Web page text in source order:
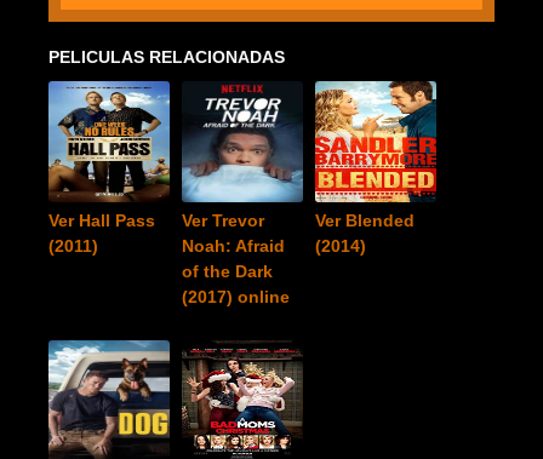
PELICULAS RELACIONADAS
Ver Hall Pass
(2011)
Ver Trevor
Noah: Afraid
of the Dark
(2017) online
Ver Blended
(2014)